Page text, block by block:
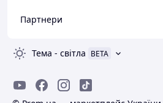
Партнери
Тема - світла BETA